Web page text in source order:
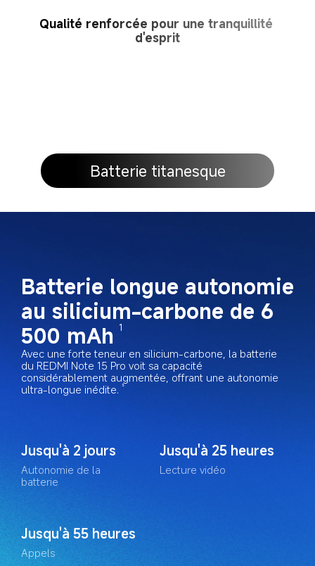
Qualité renforcée pour une tranquillité
d'esprit
Batterie titanesque
Batterie longue autonomie
au silicium-carbone de 6
500 mAh 1
Avec une forte teneur en silicium-carbone, la batterie
du REDMI Note 15 Pro voit sa capacité
considérablement augmentée, offrant une autonomie
ultra-longue inédite.
3
Jusqu'à 2 jours
Autonomie de la
batterie
Jusqu'à 25 heures
Lecture vidéo
Jusqu'à 55 heures
Appels